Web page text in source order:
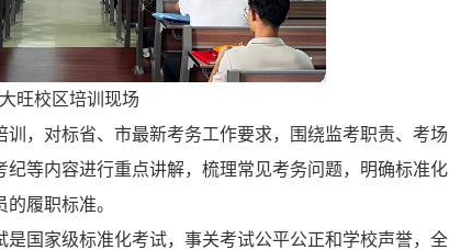
大旺校区培训现场
训，对标省、市最新考务工作要求，围绕监考职责、考场
等内容进行重点讲解，梳理常见考务问题，明确标准化
履职标准。
国家级标准化考试，事关考试公平公正和学校声誉，全